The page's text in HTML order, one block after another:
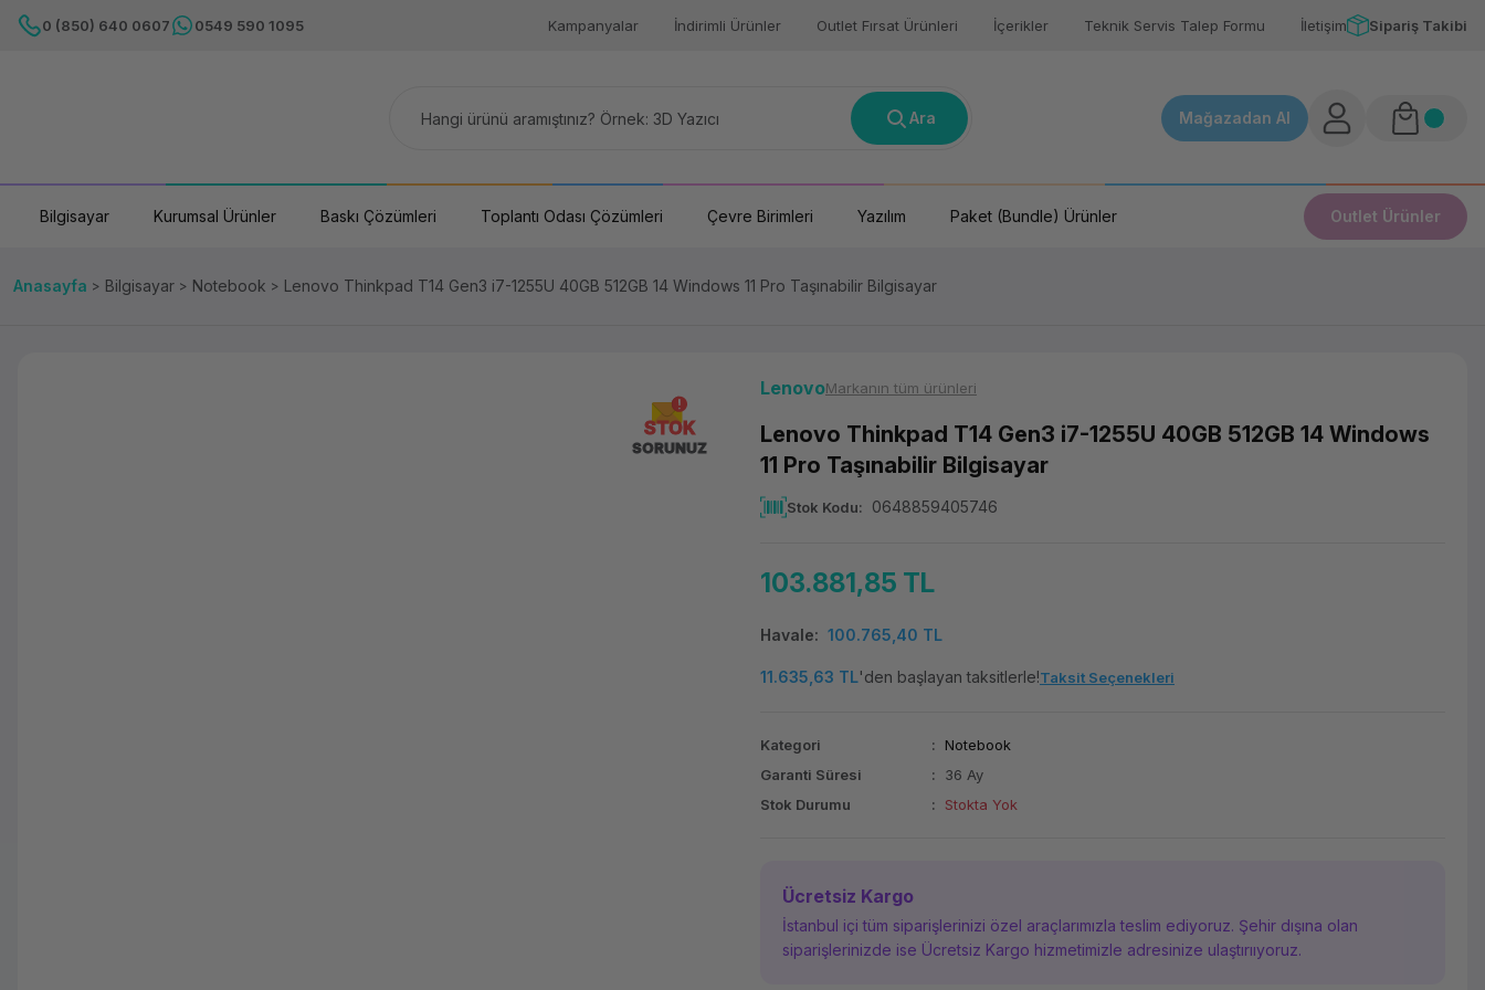
0 (850) 640 0607 0549 590 1095 Kampanyalar İndirimli Ürünler Outlet Fırsat Ürünleri İçerikler Teknik Servis Talep Formu İletişim Sipariş Takibi
Ara Mağazadan Al
Bilgisayar Kurumsal Ürünler Baskı Çözümleri Toplantı Odası Çözümleri Çevre Birimleri Yazılım Paket (Bundle) Ürünler Outlet Ürünler
Anasayfa Bilgisayar Notebook Lenovo Thinkpad T14 Gen3 i7-1255U 40GB 512GB 14 Windows 11 Pro Taşınabilir Bilgisayar
STOK
SORUNUZ
LenovoMarkanın tüm ürünleri
Lenovo Thinkpad T14 Gen3 i7-1255U 40GB 512GB 14 Windows
11 Pro Taşınabilir Bilgisayar
Stok Kodu 0648859405746
103.881,85 TL
Havale 100.765,40 TL
11.635,63 TL'den başlayan taksitlerle!Taksit Seçenekleri
Kategori
Notebook
Garanti Süresi
36 Ay
Stok Durumu
Stokta Yok
Ücretsiz Kargo
İstanbul içi tüm siparişlerinizi özel araçlarımızla teslim ediyoruz. Şehir dışına olan
siparişlerinizde ise Ücretsiz Kargo hizmetimizle adresinize ulaştırııyoruz.